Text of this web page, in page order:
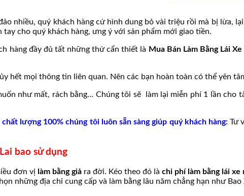
nhiều, quý khách hàng cứ hình dung bỏ vài triệu rồi mà bị lừa,
cho quý khách hàng, ưng ý với sản phẩm mới giao tiền.
hàng đầy đủ tất những thứ cẩn thiết là Mua Bán Làm Bằng Lái
hết mọi thông tin liên quan. Nên các bạn hoàn toàn có thể yên
như mất, rách bằng… Chúng tôi sẽ làm lại miễn phí 1 lần cho
lượng 100% chúng tôi luôn sẵn sàng giúp quý khách hàng:Tư
bao sử dụng
đơn vị làm bằng giả ra đời. Kéo theo đó là chi phí làm bằng lái xe
những địa chỉ cung cấp và làm bằng lâu năm chẳng hạn như